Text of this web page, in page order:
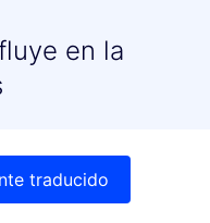
en la
traducido